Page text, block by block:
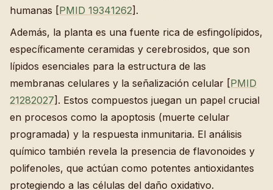
humanas [PMID 19341262].
Además, la planta es una fuente rica de esfingolípidos,
específicamente ceramidas y cerebrosidos, que son
lípidos esenciales para la estructura de las
membranas celulares y la señalización celular [PMID
21282027]. Estos compuestos juegan un papel crucial
en procesos como la apoptosis (muerte celular
programada) y la respuesta inmunitaria. El análisis
químico también revela la presencia de flavonoides y
polifenoles, que actúan como potentes antioxidantes
protegiendo a las células del daño oxidativo.